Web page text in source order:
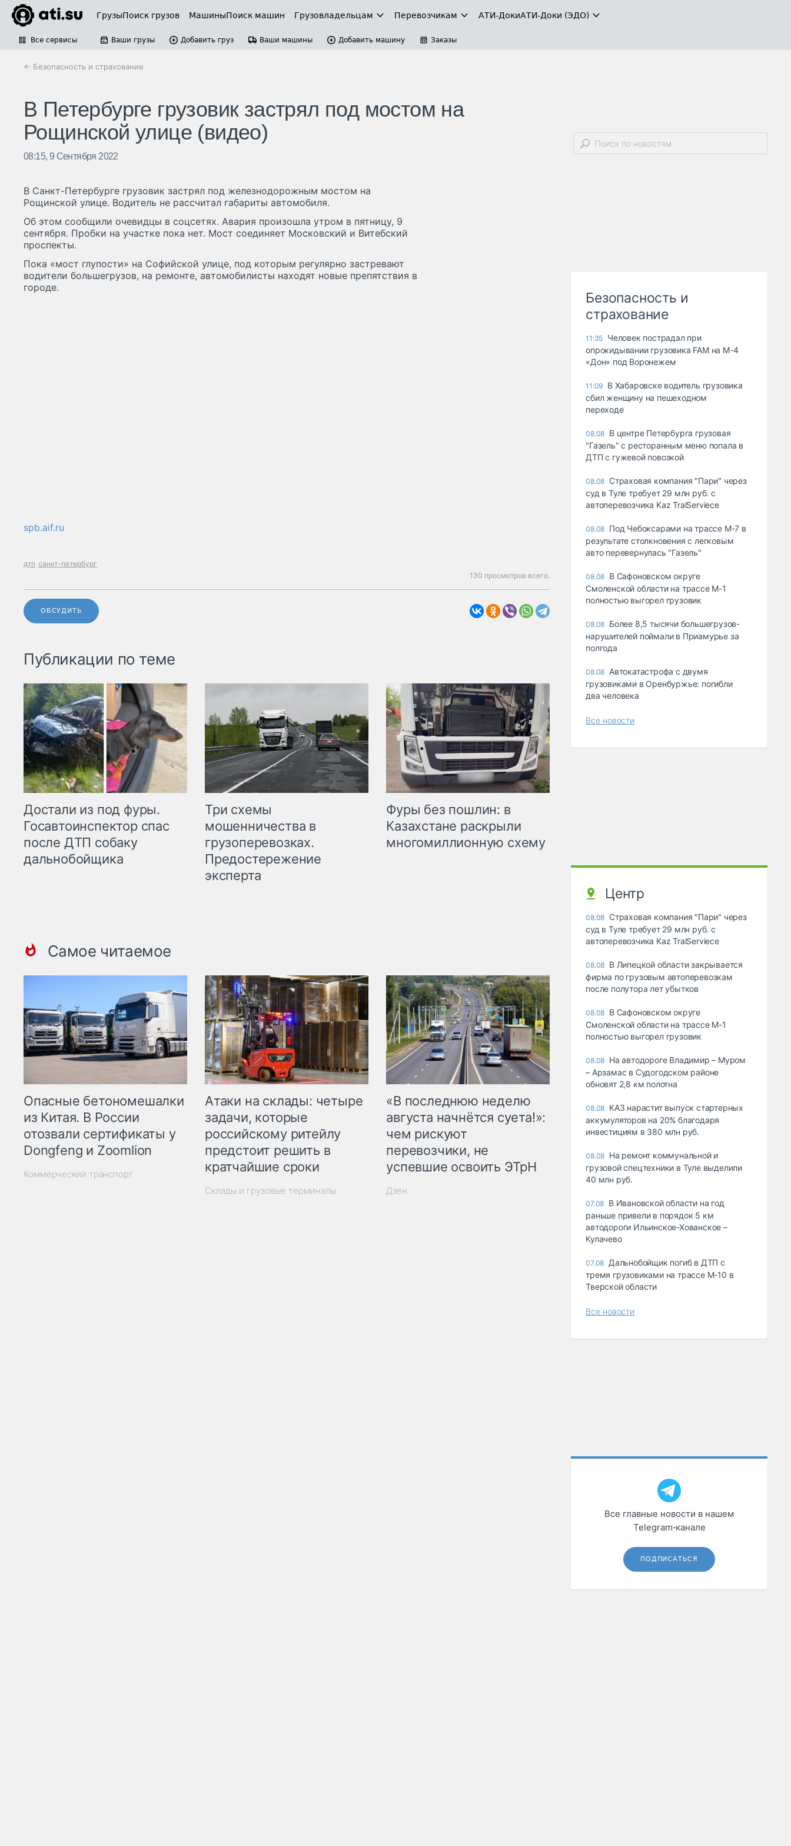
ГрузыПоиск грузов МашиныПоиск машин Грузовладельцам Перевозчикам АТИ-ДокиАТИ-Доки (ЭДО)
Все сервисы Ваши грузы Добавить груз Ваши машины Добавить машину Заказы
← Безопасность и страхование
В Петербурге грузовик застрял под мостом на
Рощинской улице (видео)
08:15, 9 Сентября 2022
В Санкт-Петербурге грузовик застрял под железнодорожным мостом на
Рощинской улице. Водитель не рассчитал габариты автомобиля.
Об этом сообщили очевидцы в соцсетях. Авария произошла утром в пятницу, 9
сентября. Пробки на участке пока нет. Мост соединяет Московский и Витебский
проспекты.
Пока «мост глупости» на Софийской улице, под которым регулярно застревают
водители большегрузов, на ремонте, автомобилисты находят новые препятствия в
городе.
spb.aif.ru
дтп санкт-петербург
130 просмотров всего.
ОБСУДИТЬ
Публикации по теме
Достали из под фуры.
Госавтоинспектор спас
после ДТП собаку
дальнобойщика
Три схемы
мошенничества в
грузоперевозках.
Предостережение
эксперта
Фуры без пошлин: в
Казахстане раскрыли
многомиллионную схему
Самое читаемое
Опасные бетономешалки
из Китая. В России
отозвали сертификаты у
Dongfeng и Zoomlion
Коммерческий транспорт
Атаки на склады: четыре
задачи, которые
российскому ритейлу
предстоит решить в
кратчайшие сроки
Склады и грузовые терминалы
«В последнюю неделю
августа начнётся суета!»:
чем рискуют
перевозчики, не
успевшие освоить ЭТрН
Дзен
Безопасность и
страхование
11:35 Человек пострадал при
опрокидывании грузовика FAM на М-4
«Дон» под Воронежем
11:09 В Хабаровске водитель грузовика
сбил женщину на пешеходном
переходе
08.08 В центре Петербурга грузовая
"Газель" с ресторанным меню попала в
ДТП с гужевой повозкой
08.08 Страховая компания "Пари" через
суд в Туле требует 29 млн руб. с
автоперевозчика Kaz TralServiece
08.08 Под Чебоксарами на трассе М-7 в
результате столкновения с легковым
авто перевернулась "Газель"
08.08 В Сафоновском округе
Смоленской области на трассе М-1
полностью выгорел грузовик
08.08 Более 8,5 тысячи большегрузов-
нарушителей поймали в Приамурье за
полгода
08.08 Автокатастрофа с двумя
грузовиками в Оренбуржье: погибли
два человека
Все новости
Центр
08.08 Страховая компания "Пари" через
суд в Туле требует 29 млн руб. с
автоперевозчика Kaz TralServiece
08.08 В Липецкой области закрывается
фирма по грузовым автоперевозкам
после полутора лет убытков
08.08 В Сафоновском округе
Смоленской области на трассе М-1
полностью выгорел грузовик
08.08 На автодороге Владимир – Муром
– Арзамас в Судогодском районе
обновят 2,8 км полотна
08.08 КАЗ нарастит выпуск стартерных
аккумуляторов на 20% благодаря
инвестициям в 380 млн руб.
08.08 На ремонт коммунальной и
грузовой спецтехники в Туле выделили
40 млн руб.
07.08 В Ивановской области на год
раньше привели в порядок 5 км
автодороги Ильинское-Хованское –
Кулачево
07.08 Дальнобойщик погиб в ДТП с
тремя грузовиками на трассе М-10 в
Тверской области
Все новости
Все главные новости в нашем
Telegram‑канале
ПОДПИСАТЬСЯ